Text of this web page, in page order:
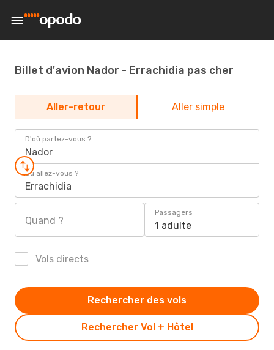
Billet d'avion Nador - Errachidia pas cher
Aller-retour Aller simple
D'où partez-vous ?
Nador
Où allez-vous ?
Errachidia
Quand ?
Passagers
1 adulte
Vols directs
Rechercher Vol + Hôtel
Rechercher des vols